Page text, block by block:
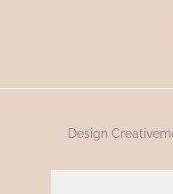
Design